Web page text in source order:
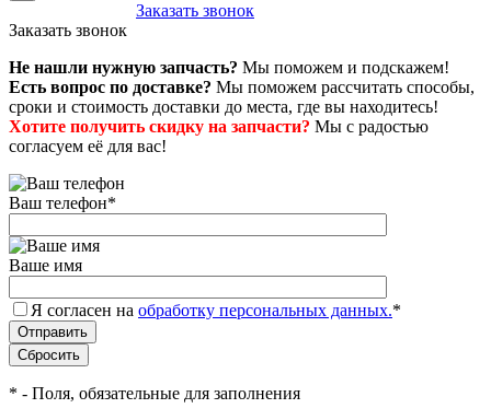
Заказать звонок
Заказать звонок
Не нашли нужную запчасть? Мы поможем и подскажем!
Есть вопрос по доставке? Мы поможем рассчитать способы,
сроки и стоимость доставки до места, где вы находитесь!
Хотите получить скидку на запчасти? Мы с радостью
согласуем её для вас!
Ваш телефон*
Ваше имя
Я согласен на обработку персональных данных.*
* - Поля, обязательные для заполнения